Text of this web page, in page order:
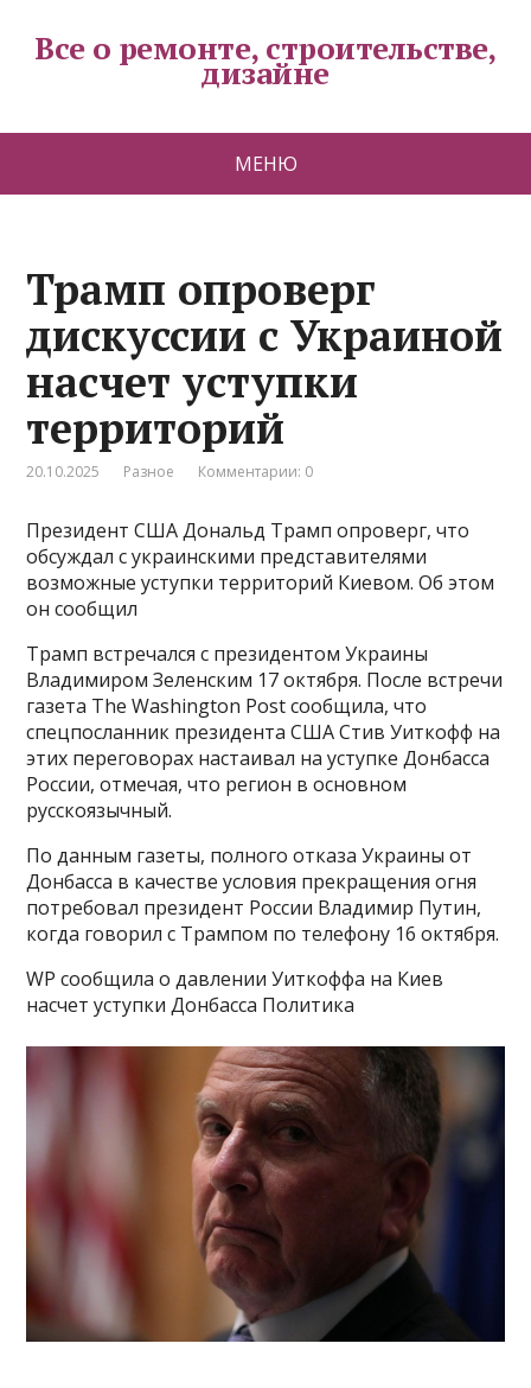
Все о ремонте, строительстве,
дизайне
МЕНЮ
Трамп опроверг
дискуссии с Украиной
насчет уступки
территорий
20.10.2025 Разное Комментарии: 0
Президент США Дональд Трамп опроверг, что
обсуждал с украинскими представителями
возможные уступки территорий Киевом. Об этом
он сообщил
Трамп встречался с президентом Украины
Владимиром Зеленским 17 октября. После встречи
газета The Washington Post сообщила, что
спецпосланник президента США Стив Уиткофф на
этих переговорах настаивал на уступке Донбасса
России, отмечая, что регион в основном
русскоязычный.
По данным газеты, полного отказа Украины от
Донбасса в качестве условия прекращения огня
потребовал президент России Владимир Путин,
когда говорил с Трампом по телефону 16 октября.
WP сообщила о давлении Уиткоффа на Киев
насчет уступки Донбасса Политика